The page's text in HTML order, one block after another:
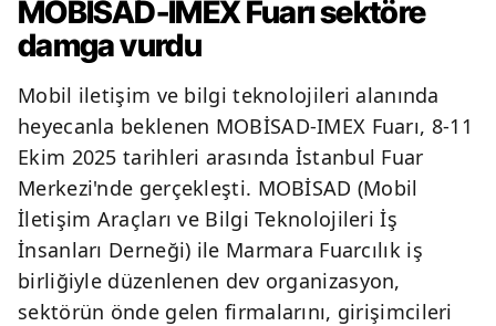
MOBİSAD-IMEX Fuarı sektöre
damga vurdu
Mobil iletişim ve bilgi teknolojileri alanında
heyecanla beklenen MOBİSAD-IMEX Fuarı, 8-11
Ekim 2025 tarihleri arasında İstanbul Fuar
Merkezi'nde gerçekleşti. MOBİSAD (Mobil
İletişim Araçları ve Bilgi Teknolojileri İş
İnsanları Derneği) ile Marmara Fuarcılık iş
birliğiyle düzenlenen dev organizasyon,
sektörün önde gelen firmalarını, girişimcileri